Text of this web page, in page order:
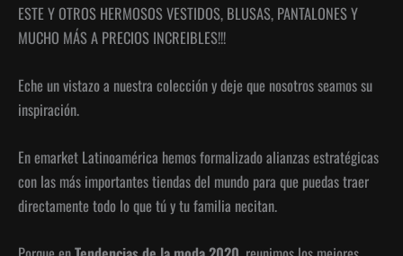
ESTE Y OTROS HERMOSOS VESTIDOS, BLUSAS, PANTALONES Y
MUCHO MÁS A PRECIOS INCREIBLES!!!
Eche un vistazo a nuestra colección y deje que nosotros seamos su
inspiración.
En emarket Latinoamérica hemos formalizado alianzas estratégicas
con las más importantes tiendas del mundo para que puedas traer
directamente todo lo que tú y tu familia necitan.